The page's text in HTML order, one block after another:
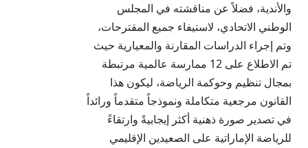
والأندية، فضلاً عن مناقشته في المجلس
الوطني الاتحادي، لاستيفاء جميع المقترحات،
وتم إجراء الدراسات المقارنة والمعيارية حيث
تم الاطلاع على 12 ممارسة عالمية مرتبطة
بمجال تنظيم وحوكمة الرياضة، ليكون هذا
القانون مرجعية متكاملة ونموذجاً متقدماً ورائداً
في تصدير صورة ذهنية أكثر إيجابيةً وارتقاءً
للرياضة الإماراتية على الصعيدين الإقليمي